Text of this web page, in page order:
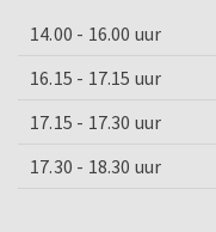
14.00 - 16.00 uur
16.15 - 17.15 uur
17.15 - 17.30 uur
17.30 - 18.30 uur